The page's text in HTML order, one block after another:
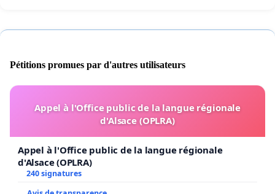
Pétitions promues par d'autres utilisateurs
Appel à l'Office public de la langue régionale
d'Alsace (OPLRA)
Appel à l'Office public de la langue régionale
d'Alsace (OPLRA)
240 signatures